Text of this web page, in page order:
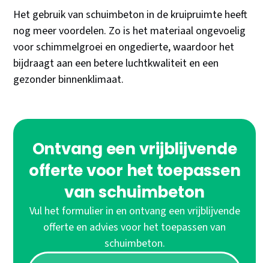
Het gebruik van schuimbeton in de kruipruimte heeft
nog meer voordelen. Zo is het materiaal ongevoelig
voor schimmelgroei en ongedierte, waardoor het
bijdraagt aan een betere luchtkwaliteit en een
gezonder binnenklimaat.
Ontvang een vrijblijvende
offerte voor het toepassen
van schuimbeton
Vul het formulier in en ontvang een vrijblijvende
offerte en advies voor het toepassen van
schuimbeton.